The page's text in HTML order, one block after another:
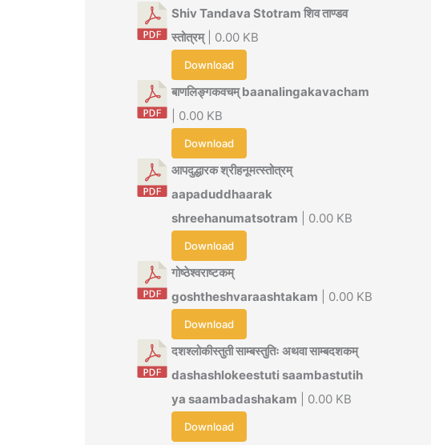
Shiv Tandava Stotram शिव ताण्डव
स्तोत्रम्| 0.00 KB
Download
बाणलिङ्गकवचम् baanalingakavacham
| 0.00 KB
Download
आपदुद्धारक श्रीहनूमत्स्तोत्रम्
aapaduddhaarak
shreehanumatsotram | 0.00 KB
Download
गोष्ठेश्वराष्टकम्
goshtheshvaraashtakam | 0.00 KB
Download
दशश्लोकीस्तुती साम्बस्तुतिः अथवा साम्बदशकम्
dashashlokeestuti saambastutih
ya saambadashakam | 0.00 KB
Download